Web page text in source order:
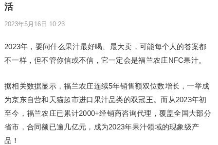
活
2023年5月16日 10:23
2023年，要问什么果汁最好喝、最大卖，可能每个人的答案都
不一样，但不管你信或不信，它一定会是福兰农庄NFC果汁。
据相关数据显示，福兰农庄连续5年销售额双位数增长，一举成
为京东自营和天猫超市进口果汁品类的双冠王。而从2023年初
至今，福兰农庄已累计2000+经销商咨询代理，覆盖全国大部分
省市，合同额已逾几亿元，成为2023年果汁领域的现象级产
品！